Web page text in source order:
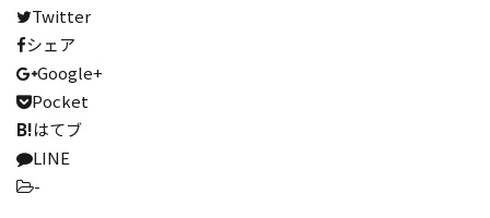
Twitter
シェア
Google+
Pocket
B!はてブ
LINE
-